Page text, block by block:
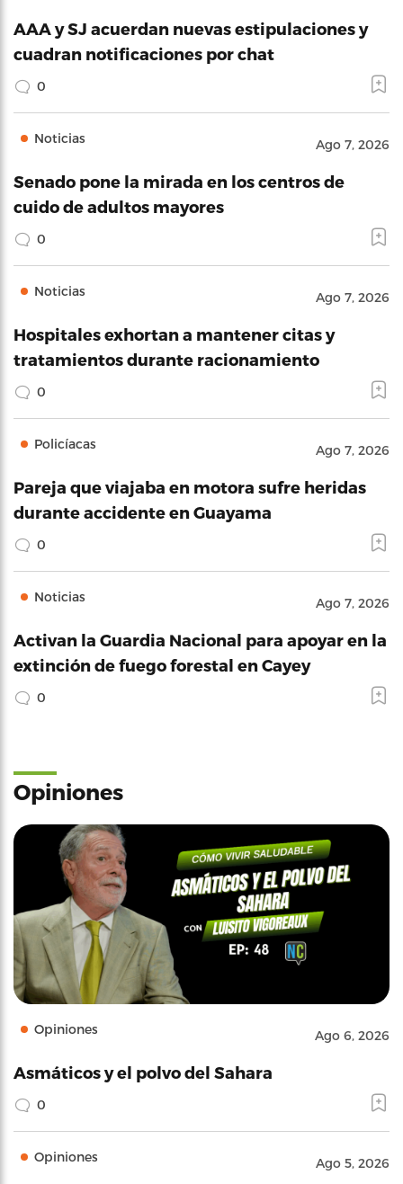
AAA y SJ acuerdan nuevas estipulaciones y
cuadran notificaciones por chat
0
Noticias Ago 7, 2026
Senado pone la mirada en los centros de
cuido de adultos mayores
0
Noticias Ago 7, 2026
Hospitales exhortan a mantener citas y
tratamientos durante racionamiento
0
Policíacas Ago 7, 2026
Pareja que viajaba en motora sufre heridas
durante accidente en Guayama
0
Noticias Ago 7, 2026
Activan la Guardia Nacional para apoyar en la
extinción de fuego forestal en Cayey
0
Opiniones
Opiniones Ago 6, 2026
Asmáticos y el polvo del Sahara
0
Opiniones Ago 5, 2026